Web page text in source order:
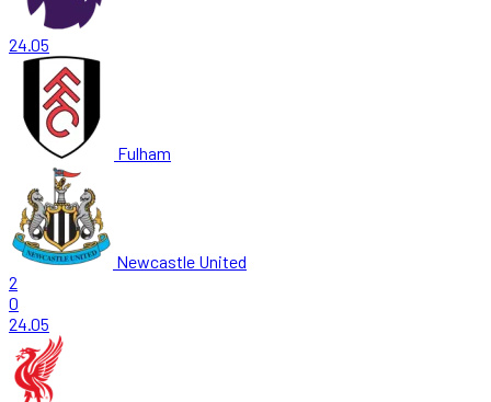
24.05
Fulham
Newcastle United
2
0
24.05